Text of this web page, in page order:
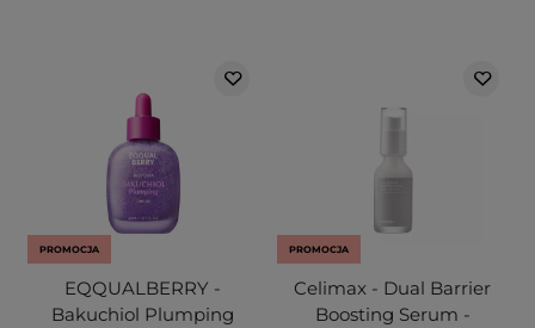
PROMOCJA
EQQUALBERRY -
Bakuchiol Plumping
PROMOCJA
Celimax - Dual Barrier
Boosting Serum -